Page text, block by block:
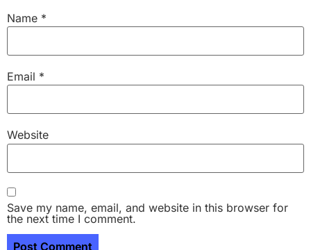
Name *
Email *
Website
Save my name, email, and website in this browser for
the next time I comment.